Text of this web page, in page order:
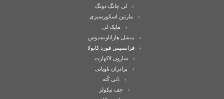
لی چانگ-دونگ
مارتین اسکورسیزی
مایک لی
میشل هازاناویسیوس
فرانسیس فورد کاپولا
شارون لاکهارت
برادران تاویانی
دُنی کُته
جف نیکولز